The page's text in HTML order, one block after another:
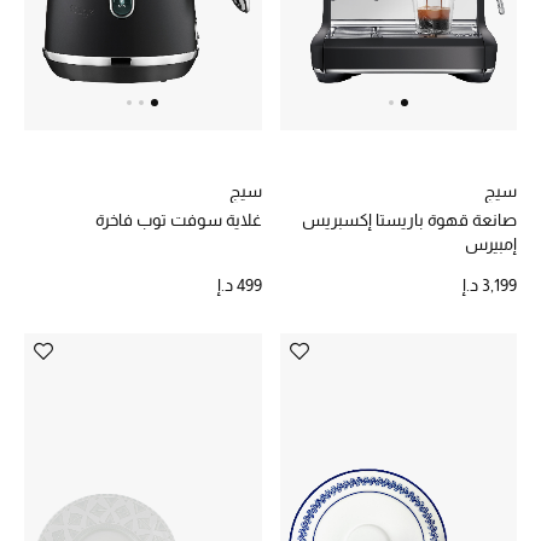
حقائب رجالية
العناية الشخصية بالرجال
صُممت للرجال
تسوقوا للرجال
عودة صغاركم للمدارس
سيج
صانعة قهوة باريستا إكسبريس
إمبيرس
3,199 د.إ
سيج
غلاية سوفت توب فاخرة
499 د.إ